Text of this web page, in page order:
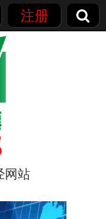
注册
网站